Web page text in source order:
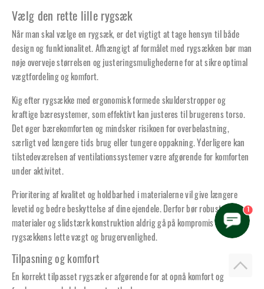
Vælg den rette lille rygsæk
Når man skal vælge en rygsæk, er det vigtigt at tage hensyn til både
design og funktionalitet. Afhængigt af formålet med rygsækken bør man
nøje overveje størrelsen og justeringsmulighederne for at sikre optimal
vægtfordeling og komfort.
Kig efter rygsække med ergonomisk formede skulderstropper og
kraftige bæresystemer, som effektivt kan justeres til brugerens torso.
Det øger bærekomforten og mindsker risikoen for overbelastning,
særligt ved længere tids brug eller tungere oppakning. Yderligere kan
tilstedeværelsen af ventilationssystemer være afgørende for komforten
under aktivitet.
Prioritering af kvalitet og holdbarhed i materialerne vil give længere
levetid og bedre beskyttelse af dine ejendele. Derfor bør robuste
materialer og slidstærk konstruktion aldrig gå på kompromis med
rygsækkens lette vægt og brugervenlighed.
Tilpasning og komfort
En korrekt tilpasset rygsæk er afgørende for at opnå komfort og
1